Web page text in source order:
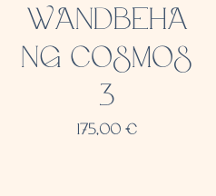
WANDBEHA
NG COSMOS
3
175,00 €